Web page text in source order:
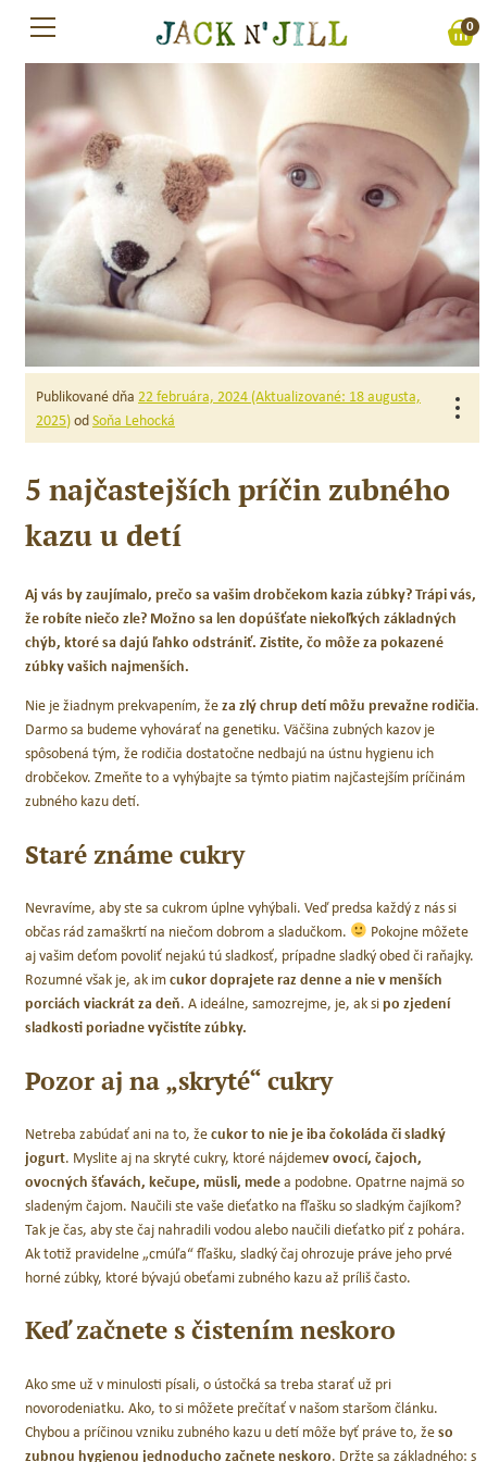
Preskočiť
obsah
0
Publikované dňa 22 februára, 2024 (Aktualizované: 18 augusta,
2025)odSoňa Lehocká
5 najčastejších príčin zubného
kazu u detí
Aj vás by zaujímalo, prečo sa vašim drobčekom kazia zúbky? Trápi vás,
že robíte niečo zle? Možno sa len dopúšťate niekoľkých základných
chýb, ktoré sa dajú ľahko odstrániť. Zistite, čo môže za pokazené
zúbky vašich najmenších.
Nie je žiadnym prekvapením, žeza zlý chrup detí môžu prevažne rodičia.
Darmo sa budeme vyhovárať na genetiku. Väčšina zubných kazov je
spôsobená tým, že rodičia dostatočne nedbajú na ústnu hygienu ich
drobčekov. Zmeňte to a vyhýbajte sa týmto piatim najčastejším príčinám
zubného kazu detí.
Staré známe cukry
Nevravíme, aby ste sa cukrom úplne vyhýbali. Veď predsa každý z nás si
občas rád zamaškrtí na niečom dobrom a sladučkom.
Pokojne môžete
aj vašim deťom povoliť nejakú tú sladkosť, prípadne sladký obed či raňajky.
Rozumné však je, ak imcukor doprajete raz denne a nie v menších
porciách viackrát za deň. A ideálne, samozrejme, je, ak sipo zjedení
sladkosti poriadne vyčistíte zúbky.
Pozor aj na „skryté“ cukry
Netreba zabúdať ani na to, žecukor to nie je iba čokoláda či sladký
jogurt. Myslite aj na skryté cukry, ktoré nájdemev ovocí, čajoch,
ovocných šťavách, kečupe, müsli, medea podobne. Opatrne najmä so
sladeným čajom. Naučili ste vaše dieťatko na fľašku so sladkým čajíkom?
Tak je čas, aby ste čaj nahradili vodou alebo naučili dieťatko piť z pohára.
Ak totiž pravidelne „cmúľa“ fľašku, sladký čaj ohrozuje práve jeho prvé
horné zúbky, ktoré bývajú obeťami zubného kazu až príliš často.
Keď začnete s čistením neskoro
Ako sme už v minulosti písali, o ústočká sa treba starať už pri
novorodeniatku. Ako, to si môžete prečítať v našom staršom článku.
Chybou a príčinou vzniku zubného kazu u detí môže byť práve to, žeso
zubnou hygienou jednoducho začnete neskoro. Držte sa základného: s
zubná kefka
& Zajko
s DPH
-33 %
Set na prvé zúbky
23,85€
Original
was:
23,85 €.
15,90€
Current
is:
15,90 €.
s DPH